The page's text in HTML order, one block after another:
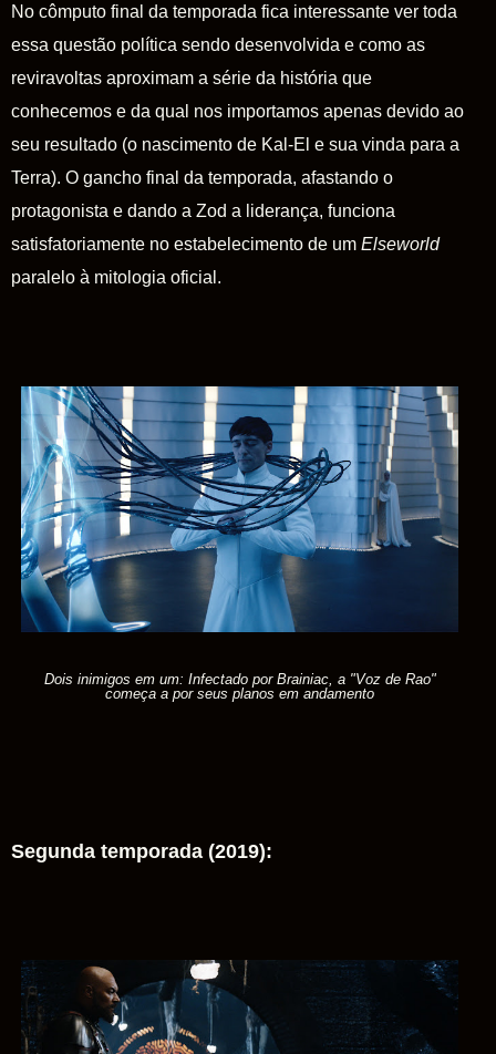
No cômputo final da temporada fica interessante ver toda
essa questão política sendo desenvolvida e como as
reviravoltas aproximam a série da história que
conhecemos e da qual nos importamos apenas devido ao
seu resultado (o nascimento de Kal-El e sua vinda para a
Terra). O gancho final da temporada, afastando o
protagonista e dando a Zod a liderança, funciona
satisfatoriamente no estabelecimento de um Elseworld
paralelo à mitologia oficial.
Dois inimigos em um: Infectado por Brainiac, a "Voz de Rao"
começa a por seus planos em andamento
Segunda temporada (2019):